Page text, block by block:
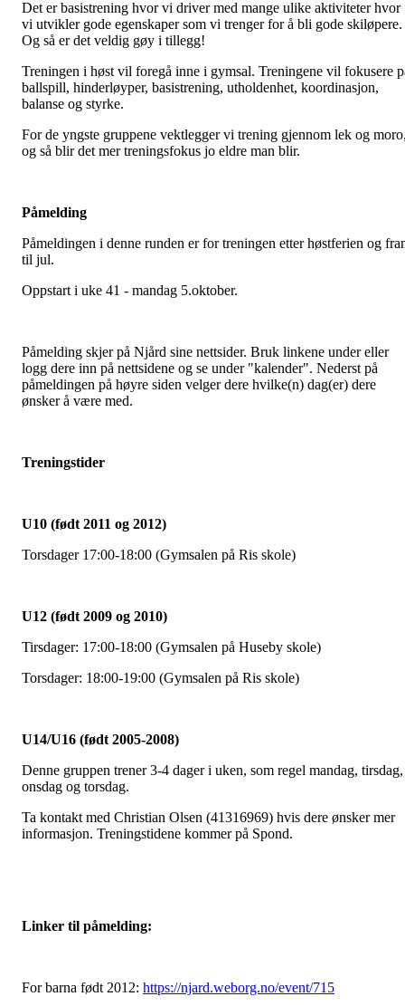
Det er basistrening hvor vi driver med mange ulike aktiviteter hvor
vi utvikler gode egenskaper som vi trenger for å bli gode skiløpere.
Og så er det veldig gøy i tillegg!
Treningen i høst vil foregå inne i gymsal. Treningene vil fokusere
ballspill, hinderløyper, basistrening, utholdenhet, koordinasjon,
balanse og styrke.
For de yngste gruppene vektlegger vi trening gjennom lek og
og så blir det mer treningsfokus jo eldre man blir.
Påmelding
Påmeldingen i denne runden er for treningen etter høstferien og
til jul.
Oppstart i uke 41 - mandag 5.oktober.
Påmelding skjer på Njård sine nettsider. Bruk linkene under eller
logg dere inn på nettsidene og se under "kalender". Nederst på
påmeldingen på høyre siden velger dere hvilke(n) dag(er) dere
ønsker å være med.
Treningstider
U10 (født 2011 og 2012)
Torsdager 17:00-18:00 (Gymsalen på Ris skole)
U12 (født 2009 og 2010)
Tirsdager: 17:00-18:00 (Gymsalen på Huseby skole)
Torsdager: 18:00-19:00 (Gymsalen på Ris skole)
U14/U16 (født 2005-2008)
Denne gruppen trener 3-4 dager i uken, som regel mandag, tirsdag,
onsdag og torsdag.
Ta kontakt med Christian Olsen (41316969) hvis dere ønsker mer
informasjon. Treningstidene kommer på Spond.
Linker til påmelding:
For barna født 2012: https://njard.weborg.no/event/715